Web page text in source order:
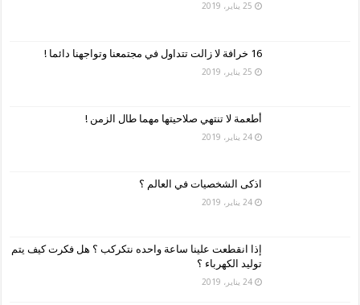
25 يناير، 2019
16 خرافة لا زالت تتداول في مجتمعنا وتواجهنا دائما !
25 يناير، 2019
أطعمة لا تنتهي صلاحيتها مهما طال الزمن !
24 يناير، 2019
اذكى الشخصيات في العالم ؟
24 يناير، 2019
إذا انقطعت علينا ساعة واحده نتكركب ؟ هل فكرت كيف يتم
توليد الكهرباء ؟
24 يناير، 2019